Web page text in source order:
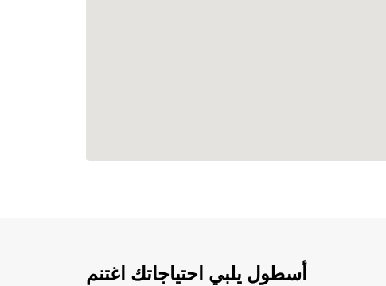
أسطول يلبي احتياجاتك اغتنم